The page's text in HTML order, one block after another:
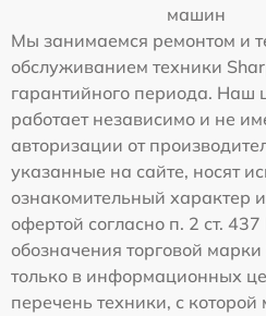
машин
Мы занимаемся ремонтом и
обслуживанием техники
гарантийного периода. Наш
работает независимо и не
авторизации от
указанные на сайте, носят
ознакомительный характер
офертой согласно п. 2 ст.
обозначения торговой
только в информационных
перечень техники, с